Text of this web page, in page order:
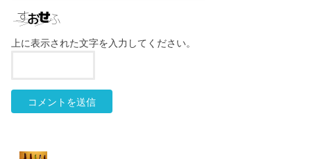
上に表示された文字を入力してください。